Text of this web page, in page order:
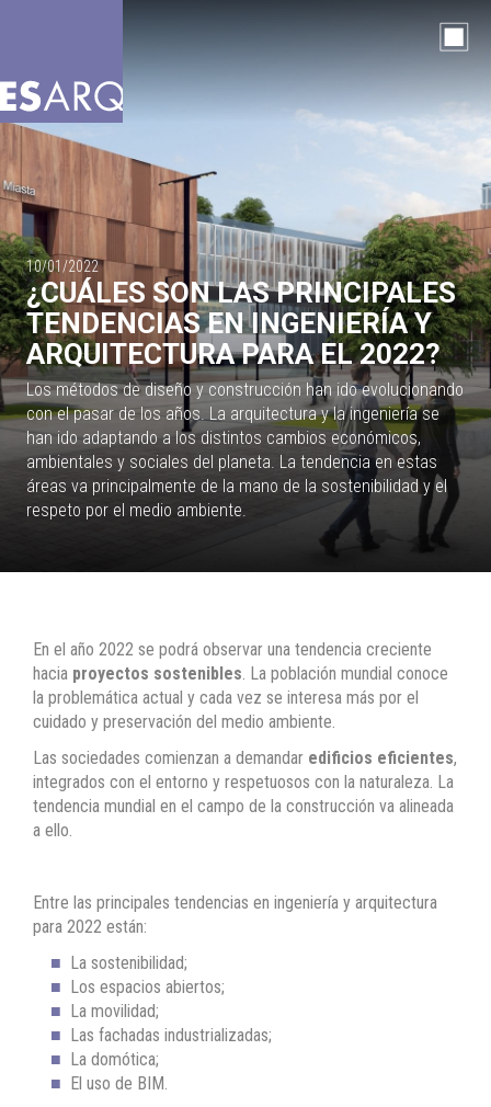
10/01/2022
¿CUÁLES SON LAS PRINCIPALES
TENDENCIAS EN INGENIERÍA Y
ARQUITECTURA PARA EL 2022?
Los métodos de diseño y construcción han ido evolucionando
con el pasar de los años. La arquitectura y la ingeniería se
han ido adaptando a los distintos cambios económicos,
ambientales y sociales del planeta. La tendencia en estas
áreas va principalmente de la mano de la sostenibilidad y el
respeto por el medio ambiente.
En el año 2022 se podrá observar una tendencia creciente
hacia proyectos sostenibles. La población mundial conoce
la problemática actual y cada vez se interesa más por el
cuidado y preservación del medio ambiente.
Las sociedades comienzan a demandar edificios eficientes,
integrados con el entorno y respetuosos con la naturaleza. La
tendencia mundial en el campo de la construcción va alineada
a ello.
Entre las principales tendencias en ingeniería y arquitectura
para 2022 están:
La sostenibilidad;
Los espacios abiertos;
La movilidad;
Las fachadas industrializadas;
La domótica;
El uso de BIM.